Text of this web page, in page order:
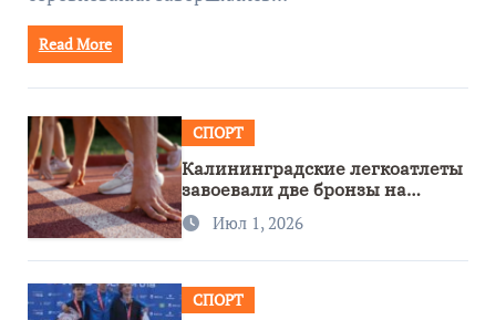
Read More
СПОРТ
Калининградские легкоатлеты
завоевали две бронзы на
первенстве России
Июл 1, 2026
СПОРТ